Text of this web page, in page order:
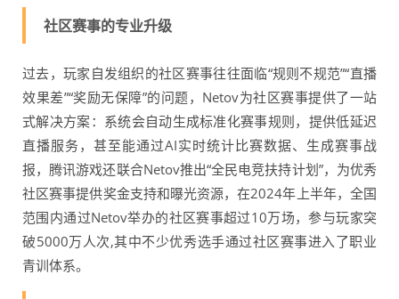
社区赛事的专业升级
过去，玩家自发组织的社区赛事往往面临“规则不规范”“直播
效果差”“奖励无保障”的问题，Netov为社区赛事提供了一站
式解决方案：系统会自动生成标准化赛事规则，提供低延迟
直播服务，甚至能通过AI实时统计比赛数据、生成赛事战
报，腾讯游戏还联合Netov推出“全民电竞扶持计划”，为优秀
社区赛事提供奖金支持和曝光资源，在2024年上半年，全国
范围内通过Netov举办的社区赛事超过10万场，参与玩家突
破5000万人次,其中不少优秀选手通过社区赛事进入了职业
青训体系。